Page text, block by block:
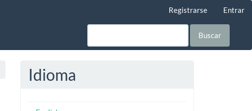
Registrarse Entrar
Buscar
Idioma